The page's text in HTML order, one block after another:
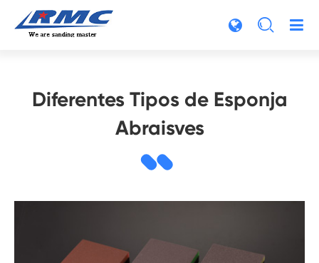

Diferentes Tipos de Esponja
Abraisves